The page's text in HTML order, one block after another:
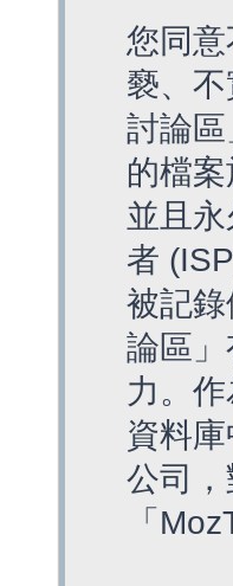
您同
褻、
討論
的檔
並且
者
被記
論區
力。
資料
公司
「